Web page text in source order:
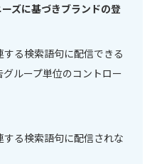
ズに基づきブランドの登
る検索語句に配信できる
ループ単位のコントロー
る検索語句に配信されな